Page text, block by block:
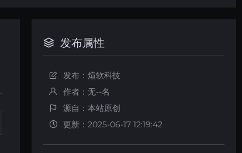
发布属性
发布：煊软科技
作者：无--名
源自：本站原创
更新：2025-06-17 12:19:42